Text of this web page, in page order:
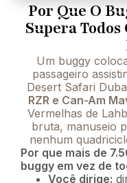
Por Que O
Supera Todos
Um buggy
passageiro
Desert Safari
RZR e Can-Am
Vermelhas de
bruta, manuseio
nenhum
Por que mais de
buggy em vez de
Você dirige: